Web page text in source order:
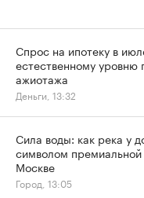
Спрос на ипотеку в
естественному уровню
ажиотажа
Деньги, 13:32
Сила воды: как река у
символом
Москве
Город, 13:05